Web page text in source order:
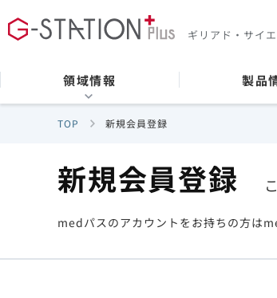
ギリアド・サイ
領域情報 製品
TOP 新規会員登録
新規会員登録
medパスのアカウントをお持ちの方は